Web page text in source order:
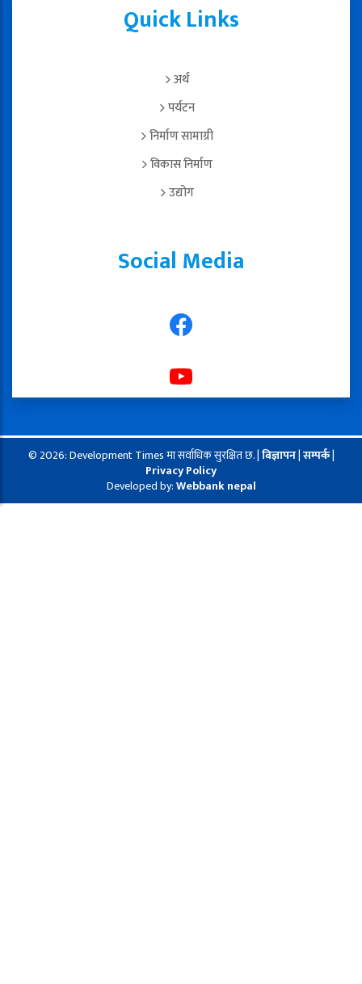
Quick Links
अर्थ
पर्यटन
निर्माण सामाग्री
विकास निर्माण
उद्योग
Social Media
© 2026: Development Times मा सर्वाधिक सुरक्षित छ. |बिज्ञापन|सम्पर्क|
Privacy Policy
Developed by:Webbank nepal